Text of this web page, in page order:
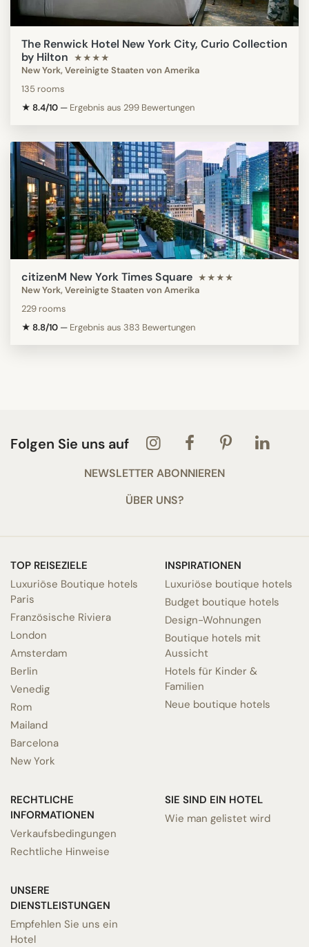
The Renwick Hotel New York City, Curio Collection
by Hilton
★★★★
New York, Vereinigte Staaten von Amerika
135 rooms
★ 8.4/10 — Ergebnis aus 299 Bewertungen
citizenM New York Times Square ★★★★
New York, Vereinigte Staaten von Amerika
229 rooms
★ 8.8/10 — Ergebnis aus 383 Bewertungen
Folgen Sie uns auf
NEWSLETTER ABONNIEREN
ÜBER UNS?
TOP REISEZIELE
Luxuriöse Boutique hotels
Paris
Französische Riviera
London
Amsterdam
Berlin
Venedig
Rom
Mailand
Barcelona
New York
INSPIRATIONEN
Luxuriöse boutique hotels
Budget boutique hotels
Design-Wohnungen
Boutique hotels mit
Aussicht
Hotels für Kinder &
Familien
Neue boutique hotels
RECHTLICHE
INFORMATIONEN
Verkaufsbedingungen
Rechtliche Hinweise
UNSERE
DIENSTLEISTUNGEN
Empfehlen Sie uns ein
Hotel
SIE SIND EIN HOTEL
Wie man gelistet wird